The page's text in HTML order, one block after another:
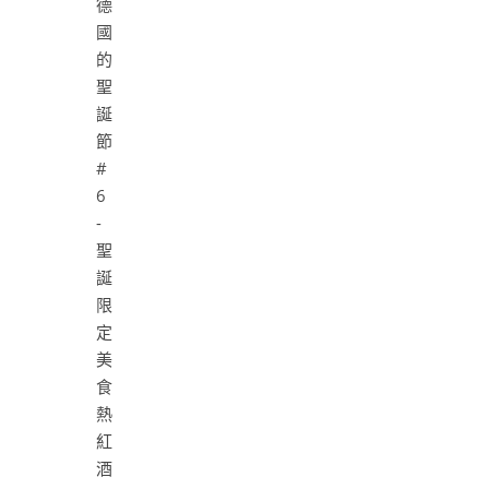
熱
紅
酒